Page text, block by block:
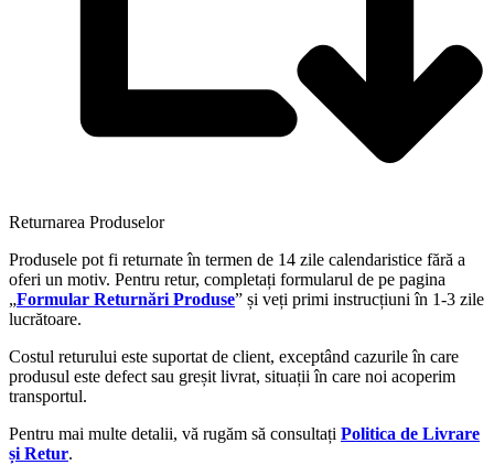
Returnarea Produselor
Produsele pot fi returnate în termen de 14 zile calendaristice fără a
oferi un motiv. Pentru retur, completați formularul de pe pagina
„Formular Returnări Produse” și veți primi instrucțiuni în 1-3 zile
lucrătoare.
Costul returului este suportat de client, exceptând cazurile în care
produsul este defect sau greșit livrat, situații în care noi acoperim
transportul.
Pentru mai multe detalii, vă rugăm să consultați Politica de Livrare
și Retur.